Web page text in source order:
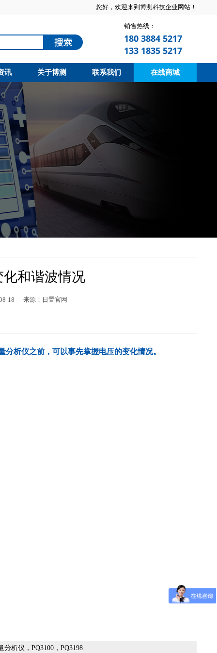
您好，欢迎来到博测科技企业网站！
销售热线：
180 3884 5217
133 1835 5217
讯 关于博测 联系我们 在线商城
和谐波情况
18 来源：日置官网
析仪之前，可以事先掌握电压的变化情况。
析仪，PQ3100，PQ3198